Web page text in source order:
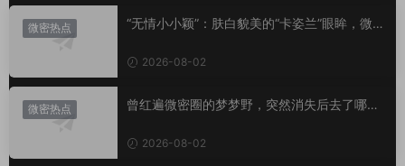
微密热点
“无情小小颖”：肤白貌美的“卡姿兰”眼眸，微密
2026-08-02
微密热点
曾红遍微密圈的梦梦野，突然消失后去了哪
2026-08-02